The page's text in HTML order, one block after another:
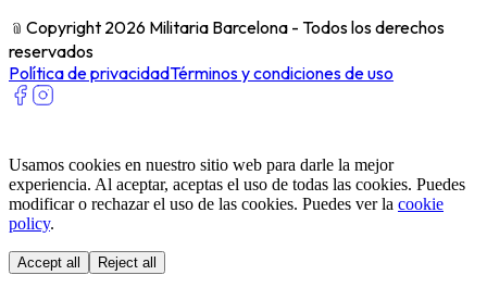
﹫ Copyright 2026 Militaria Barcelona - Todos los derechos
reservados
Política de privacidadTérminos y condiciones de uso
Usamos cookies en nuestro sitio web para darle la mejor
experiencia. Al aceptar, aceptas el uso de todas las cookies. Puedes
modificar o rechazar el uso de las cookies. Puedes ver la cookie
policy.
Accept all Reject all